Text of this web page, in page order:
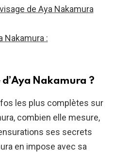
de Aya Nakamura
Nakamura :
Nakamura ?
les plus complètes sur
combien elle mesure,
ses secrets
en impose avec sa